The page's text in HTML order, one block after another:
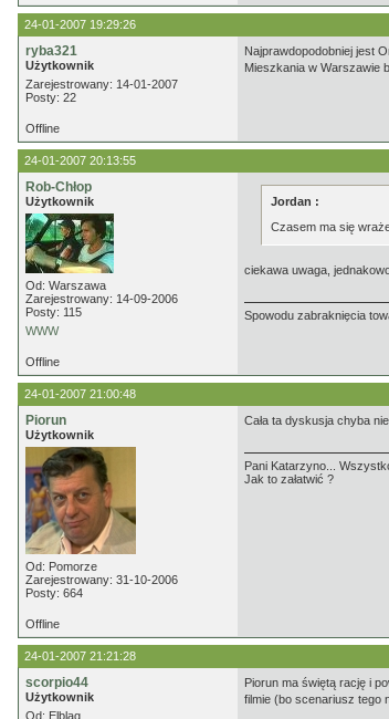
24-01-2007 19:29:26
ryba321
Użytkownik
Zarejestrowany: 14-01-2007
Posty: 22
Najprawdopodobniej jest
Mieszkania w Warszawie
Offline
24-01-2007 20:13:55
Rob-Chłop
Użytkownik
Od: Warszawa
Zarejestrowany: 14-09-2006
Posty: 115
WWW
Jordan :
Czasem ma się
ciekawa uwaga,
Spowodu zabraknięcia
Offline
24-01-2007 21:00:48
Piorun
Użytkownik
Od: Pomorze
Zarejestrowany: 31-10-2006
Posty: 664
Cała ta dyskusja chyba
Pani Katarzyno...
Jak to załatwić ?
Offline
24-01-2007 21:21:28
scorpio44
Użytkownik
Od: Elbląg
Piorun ma świętą rację i
filmie (bo scenariusz tego